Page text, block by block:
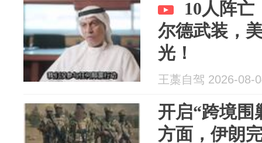
10人阵亡
尔德武装，
光！
王藁自驾 2026-08-
开启“跨境
方面，伊朗